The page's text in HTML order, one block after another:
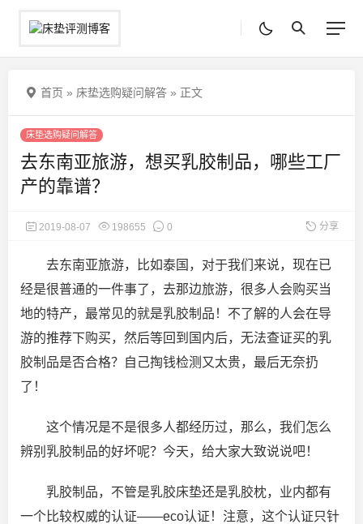
首页 » 床垫选购疑问解答 » 正文
床垫选购疑问解答
去东南亚旅游，想买乳胶制品，哪些工厂
产的靠谱？
2019-08-07 198655 0 分享
去东南亚旅游，比如泰国，对于我们来说，现在已
经是很普通的一件事了，去那边旅游，很多人会购买当
地的特产，最常见的就是乳胶制品！不了解的人会在导
游的推荐下购买，然后等回到国内后，无法查证买的乳
胶制品是否合格？自己掏钱检测又太贵，最后无奈扔
了！
这个情况是不是很多人都经历过，那么，我们怎么
辨别乳胶制品的好坏呢？今天，给大家大致说说吧！
乳胶制品，不管是乳胶床垫还是乳胶枕，业内都有
一个比较权威的认证——eco认证！注意，这个认证只针